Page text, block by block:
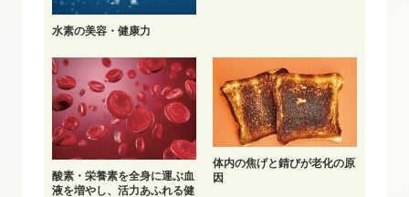
水素の美容・健康力
酸素・栄養素を全身に運ぶ血
液を増やし、活力あふれる健
体内の焦げと錆びが老化の原
因